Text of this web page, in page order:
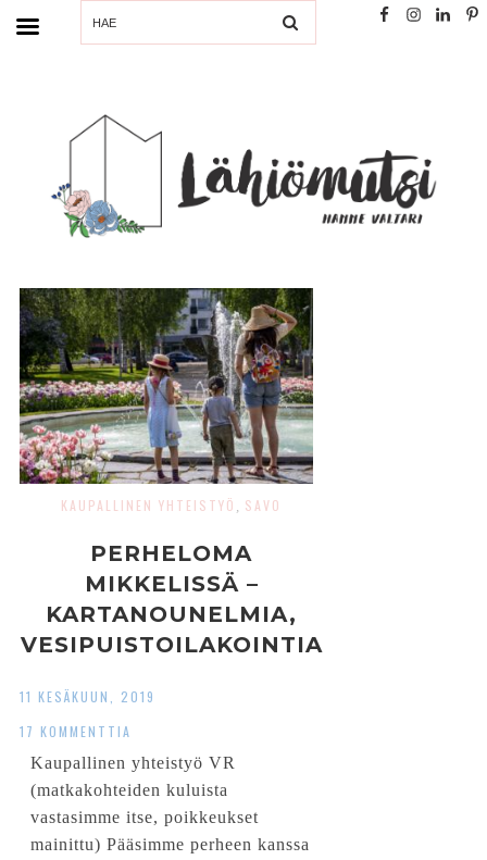
SEARCH
KAUPALLINEN YHTEISTYÖ SAVO
PERHELOMA
MIKKELISSÄ –
KARTANOUNELMIA,
VESIPUISTOILAKOINTIA
SAVOLAISTUNNELMAA
11 KESÄKUUN, 2019
17 KOMMENTTIA
Kaupallinen yhteistyö VR
(matkakohteiden kuluista
vastasimme itse, poikkeukset
mainittu) Pääsimme perheen kanssa